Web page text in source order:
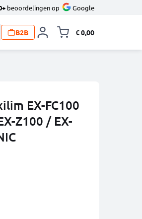
beoordelingen op Google
B2B € 0,00
EX-FC100
Z100 / EX-